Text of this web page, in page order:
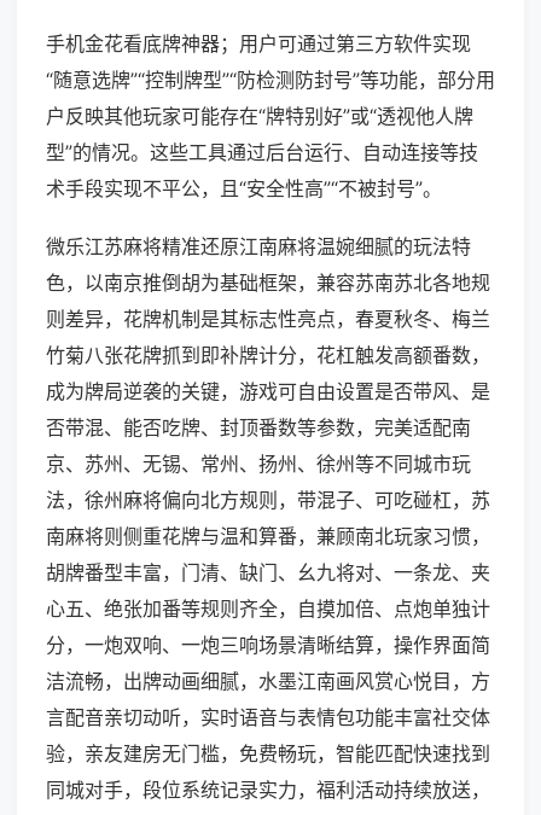
手机金花看底牌神器；用户可通过第三方软件实现
“随意选牌”“控制牌型”“防检测防封号”等功能，部分用
户反映其他玩家可能存在“牌特别好”或“透视他人牌
型”的情况。这些工具通过后台运行、自动连接等技
术手段实现不平公，且“安全性高”“不被封号”。
微乐江苏麻将精准还原江南麻将温婉细腻的玩法特
色，以南京推倒胡为基础框架，兼容苏南苏北各地规
则差异，花牌机制是其标志性亮点，春夏秋冬、梅兰
竹菊八张花牌抓到即补牌计分，花杠触发高额番数，
成为牌局逆袭的关键，游戏可自由设置是否带风、是
否带混、能否吃牌、封顶番数等参数，完美适配南
京、苏州、无锡、常州、扬州、徐州等不同城市玩
法，徐州麻将偏向北方规则，带混子、可吃碰杠，苏
南麻将则侧重花牌与温和算番，兼顾南北玩家习惯，
胡牌番型丰富，门清、缺门、幺九将对、一条龙、夹
心五、绝张加番等规则齐全，自摸加倍、点炮单独计
分，一炮双响、一炮三响场景清晰结算，操作界面简
洁流畅，出牌动画细腻，水墨江南画风赏心悦目，方
言配音亲切动听，实时语音与表情包功能丰富社交体
验，亲友建房无门槛，免费畅玩，智能匹配快速找到
同城对手，段位系统记录实力，福利活动持续放送，